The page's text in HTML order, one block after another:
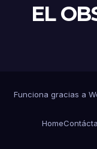
EL
Funciona gracias a
Home